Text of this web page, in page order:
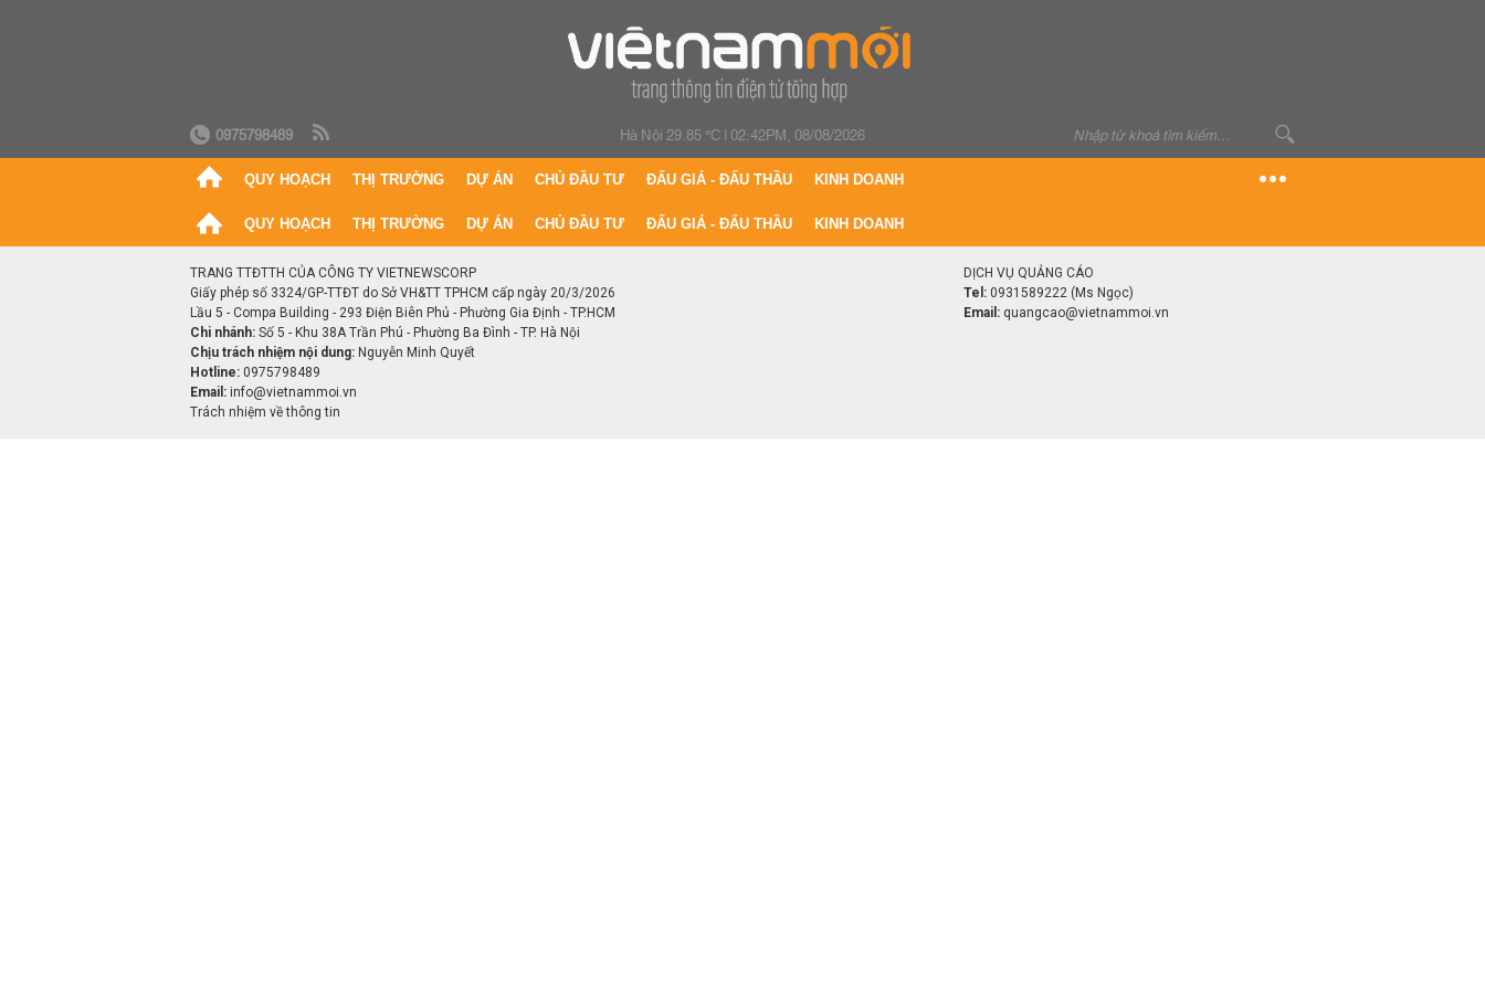
0975798489 Hà Nội 29.85 °C|02:42PM, 08/08/2026
QUY HOẠCH THỊ TRƯỜNG DỰ ÁN CHỦ ĐẦU TƯ ĐẤU GIÁ - ĐẤU THẦU KINH DOANH
QUY HOẠCH THỊ TRƯỜNG DỰ ÁN CHỦ ĐẦU TƯ ĐẤU GIÁ - ĐẤU THẦU KINH DOANH
TRANG TTĐTTH CỦA CÔNG TY VIETNEWSCORP
Giấy phép số 3324/GP-TTĐT do Sở VH&TT TPHCM cấp ngày 20/3/2026
Lầu 5 - Compa Building - 293 Điện Biên Phủ - Phường Gia Định - TP.HCM
Chi nhánh: Số 5 - Khu 38A Trần Phú - Phường Ba Đình - TP. Hà Nội
Chịu trách nhiệm nội dung: Nguyễn Minh Quyết
Hotline: 0975798489
Email: info@vietnammoi.vn
Trách nhiệm về thông tin
DỊCH VỤ QUẢNG CÁO
Tel: 0931589222 (Ms Ngọc)
Email: quangcao@vietnammoi.vn